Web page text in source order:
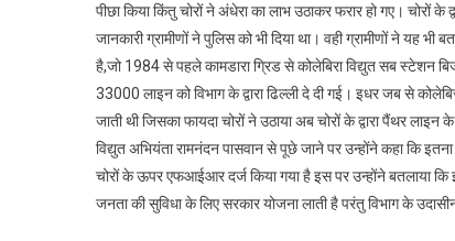
पीछा किया किंतु चोरों ने अंधेरा का लाभ उठाकर फरार हो गए। चोरों
जानकारी ग्रामीणों ने पुलिस को भी दिया था। वही ग्रामीणों ने यह भी
है,जो 1984 से पहले कामडारा ग्रिड से कोलेबिरा विद्युत सब स्टेशन
33000 लाइन को विभाग के द्वारा ढिल्ली दे दी गई। इधर जब से
जाती थी जिसका फायदा चोरों ने उठाया अब चोरों के द्वारा पैंथर
विद्युत अभियंता रामनंदन पासवान से पूछे जाने पर उन्होंने कहा कि
चोरों के ऊपर एफआईआर दर्ज किया गया है इस पर उन्होंने बतलाया
जनता की सुविधा के लिए सरकार योजना लाती है परंतु विभाग के